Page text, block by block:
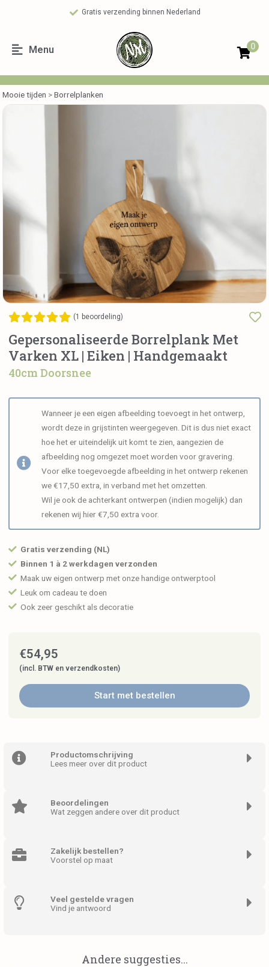
Gratis verzending binnen Nederland
Menu 0
Mooie tijden >Borrelplanken
(1 beoordeling)
Gepersonaliseerde Borrelplank Met
Varken XL | Eiken | Handgemaakt
40cm Doorsnee
Wanneer je een eigen afbeelding toevoegt in het ontwerp,
wordt deze in grijstinten weergegeven. Dit is dus niet exact
hoe het er uiteindelijk uit komt te zien, aangezien de
afbeelding nog omgezet moet worden voor gravering.
Voor elke toegevoegde afbeelding in het ontwerp rekenen
we €17,50 extra, in verband met het omzetten.
Wil je ook de achterkant ontwerpen (indien mogelijk) dan
rekenen wij hier €7,50 extra voor.
Gratis verzending (NL)
Binnen 1 à 2 werkdagen verzonden
Maak uw eigen ontwerp met onze handige ontwerptool
Leuk om cadeau te doen
Ook zeer geschikt als decoratie
€54,95
(incl. BTW en verzendkosten)
Start met bestellen
Productomschrijving
Lees meer over dit product
Beoordelingen
Wat zeggen andere over dit product
Zakelijk bestellen?
Voorstel op maat
Veel gestelde vragen
Vind je antwoord
Andere suggesties...